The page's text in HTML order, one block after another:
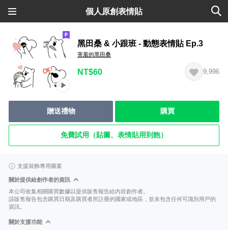
個人原創表情貼
黑田桑 & 小跟班 - 動態表情貼 Ep.3
害羞的黑田桑
NT$60 9,996
贈送禮物 購買
免費試用（貼圖、表情貼用到飽）
支援裝飾專用圖案
關於提供給創作者的資訊
本公司收集相關購買數據以提供販售報告給內容創作者。
該販售報告包含購買日期及購買者所註冊的國家或地區，並未包含任何可識別用戶的
資訊。
關於支援功能